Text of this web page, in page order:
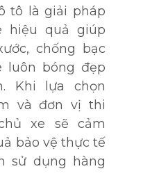
tô là giải pháp
hiệu quả giúp
chống bạc
luôn bóng đẹp
Khi lựa chọn
và đơn vị thi
xe sẽ cảm
bảo vệ thực tế
sử dụng hàng